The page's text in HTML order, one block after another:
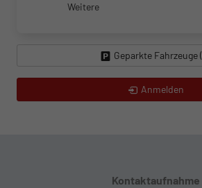
Weitere
Geparkte Fahrzeuge (
Anmelden
Kontaktaufnahme